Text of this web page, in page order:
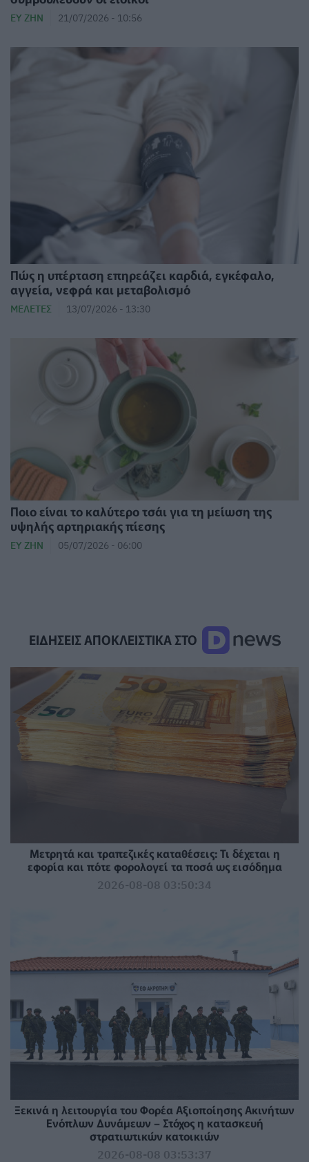
ΕΥ ΖΗΝ 21/07/2026 - 10:56
Πώς η υπέρταση επηρεάζει καρδιά, εγκέφαλο,
αγγεία, νεφρά και μεταβολισμό
ΜΕΛΈΤΕΣ 13/07/2026 - 13:30
Ποιο είναι το καλύτερο τσάι για τη μείωση της
υψηλής αρτηριακής πίεσης
ΕΥ ΖΗΝ 05/07/2026 - 06:00
ΕΙΔΗΣΕΙΣ ΑΠΟΚΛΕΙΣΤΙΚΑ ΣΤΟ
Μετρητά και τραπεζικές καταθέσεις: Τι δέχεται η
εφορία και πότε φορολογεί τα ποσά ως εισόδημα
2026-08-08 03:50:34
Ξεκινά η λειτουργία του Φορέα Αξιοποίησης Ακινήτων
Ενόπλων Δυνάμεων – Στόχος η κατασκευή
στρατιωτικών κατοικιών
2026-08-08 03:53:37